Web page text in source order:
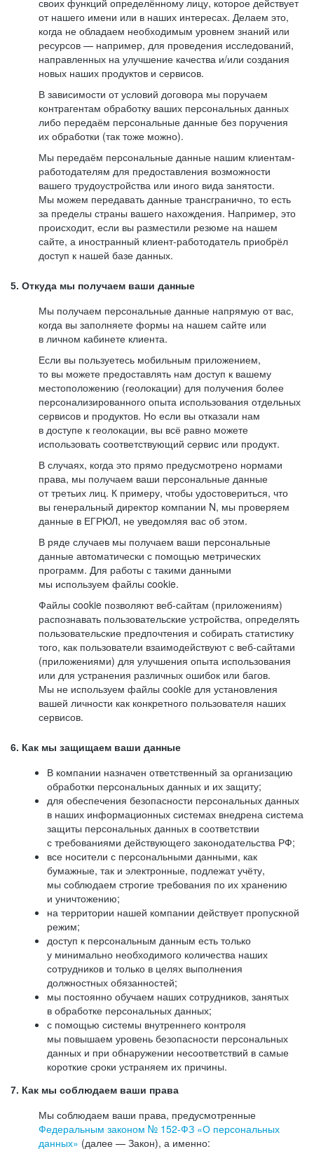
своих функций определённому лицу, которое действует
от нашего имени или в наших интересах. Делаем это,
когда не обладаем необходимым уровнем знаний или
ресурсов — например, для проведения исследований,
направленных на улучшение качества и/или создания
новых наших продуктов и сервисов.
В зависимости от условий договора мы поручаем
контрагентам обработку ваших персональных данных
либо передаём персональные данные без поручения
их обработки (так тоже можно).
Мы передаём персональные данные нашим клиентам-
работодателям для предоставления возможности
вашего трудоустройства или иного вида занятости.
Мы можем передавать данные трансгранично, то есть
за пределы страны вашего нахождения. Например, это
происходит, если вы разместили резюме на нашем
сайте, а иностранный клиент-работодатель приобрёл
доступ к нашей базе данных.
5. Откуда мы получаем ваши данные
Мы получаем персональные данные напрямую от вас,
когда вы заполняете формы на нашем сайте или
в личном кабинете клиента.
Если вы пользуетесь мобильным приложением,
то вы можете предоставлять нам доступ к вашему
местоположению (геолокации) для получения более
персонализированного опыта использования отдельных
сервисов и продуктов. Но если вы отказали нам
в доступе к геолокации, вы всё равно можете
использовать соответствующий сервис или продукт.
В случаях, когда это прямо предусмотрено нормами
права, мы получаем ваши персональные данные
от третьих лиц. К примеру, чтобы удостовериться, что
вы генеральный директор компании N, мы проверяем
данные в ЕГРЮЛ, не уведомляя вас об этом.
В ряде случаев мы получаем ваши персональные
данные автоматически с помощью метрических
программ. Для работы с такими данными
мы используем файлы cookie.
Файлы cookie позволяют веб-сайтам (приложениям)
распознавать пользовательские устройства, определять
пользовательские предпочтения и собирать статистику
того, как пользователи взаимодействуют с веб-сайтами
(приложениями) для улучшения опыта использования
или для устранения различных ошибок или багов.
Мы не используем файлы cookie для установления
вашей личности как конкретного пользователя наших
сервисов.
6. Как мы защищаем ваши данные
В компании назначен ответственный за организацию
обработки персональных данных и их защиту;
для обеспечения безопасности персональных данных
в наших информационных системах внедрена система
защиты персональных данных в соответствии
с требованиями действующего законодательства РФ;
все носители с персональными данными, как
бумажные, так и электронные, подлежат учёту,
мы соблюдаем строгие требования по их хранению
и уничтожению;
на территории нашей компании действует пропускной
режим;
доступ к персональным данным есть только
у минимально необходимого количества наших
сотрудников и только в целях выполнения
должностных обязанностей;
мы постоянно обучаем наших сотрудников, занятых
в обработке персональных данных;
с помощью системы внутреннего контроля
мы повышаем уровень безопасности персональных
данных и при обнаружении несоответствий в самые
короткие сроки устраняем их причины.
7. Как мы соблюдаем ваши права
Мы соблюдаем ваши права, предусмотренные
Федеральным законом № 152-ФЗ «О персональных
данных» (далее — Закон), а именно: